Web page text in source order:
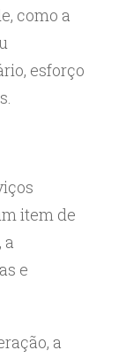
como a
esforço
item de
a
e
a